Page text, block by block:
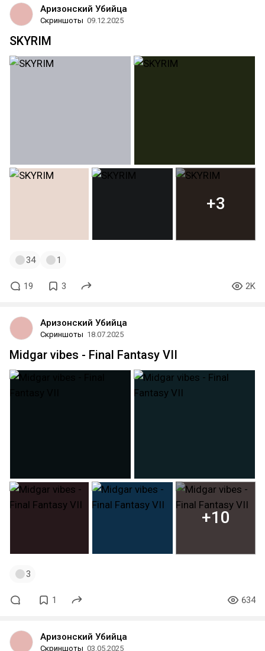
Аризонский Убийца
Скриншоты 09.12.2025
SKYRIM
+3
34 1
19 3 2K
Аризонский Убийца
Скриншоты 18.07.2025
Midgar vibes - Final Fantasy VII
+10
3
1 634
Аризонский Убийца
Скриншоты 03.05.2025